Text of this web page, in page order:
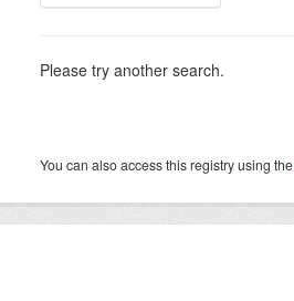
Please try another search.
You can also access this registry using the